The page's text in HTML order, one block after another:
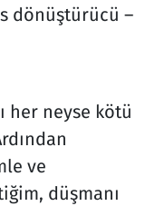
dönüştürücü –
her neyse kötü
ve
düşmanı